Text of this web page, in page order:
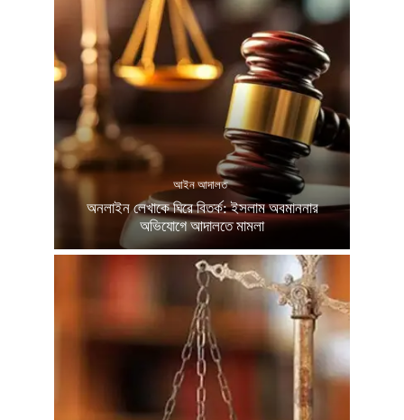
আইন আদালত
অনলাইন লেখাকে ঘিরে বিতর্ক: ইসলাম অবমাননার
অভিযোগে আদালতে মামলা